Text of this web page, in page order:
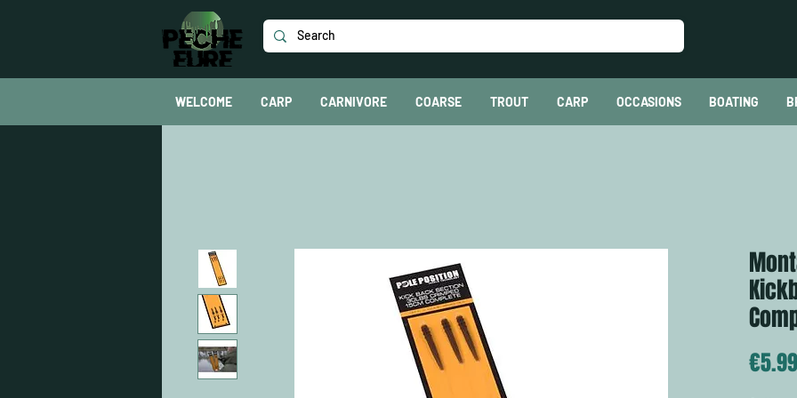
WELCOME CARP CARNIVORE COARSE TROUT CARP OCCASIONS BOATING
€5.99